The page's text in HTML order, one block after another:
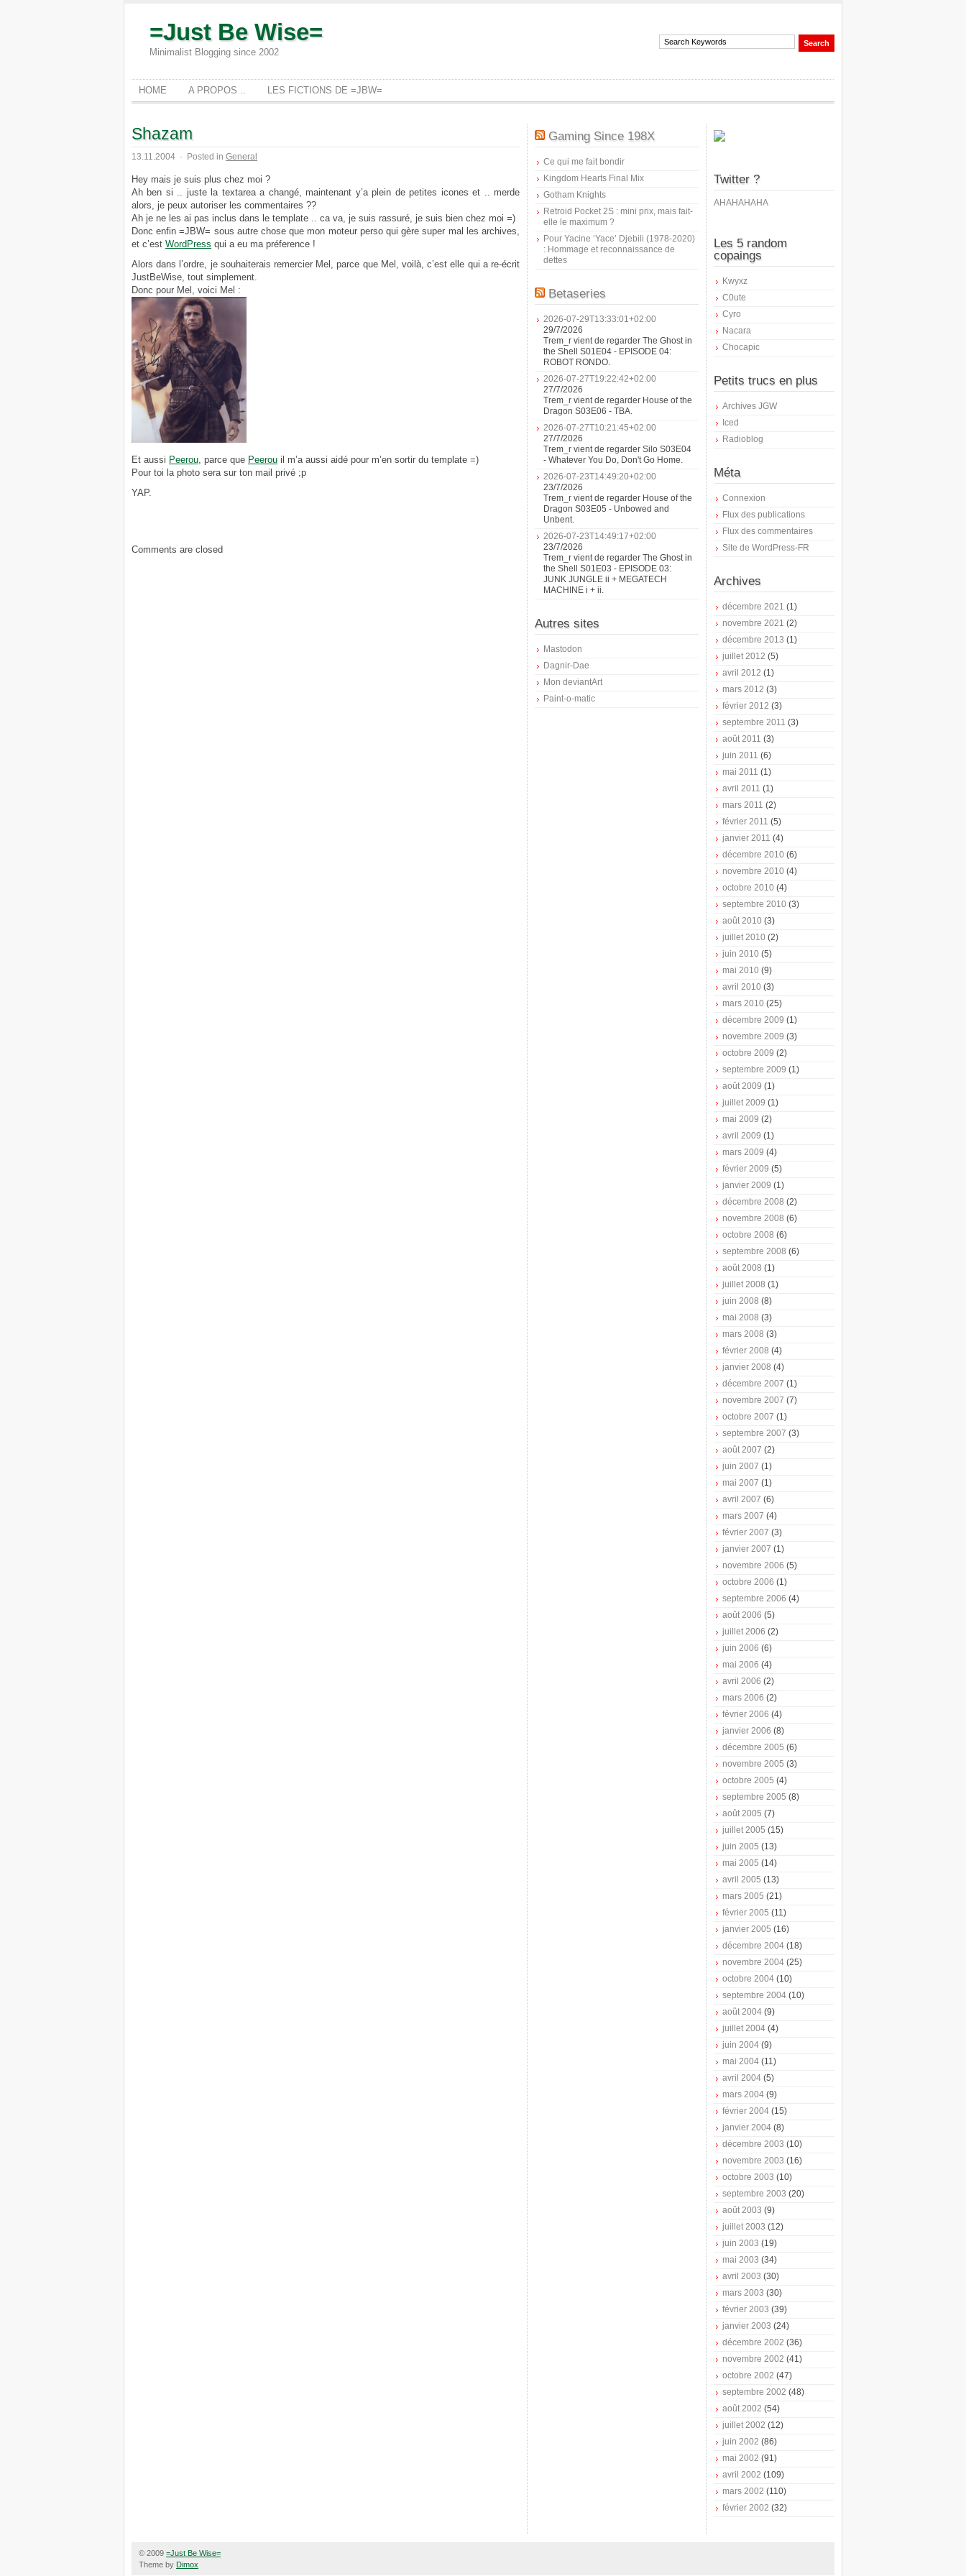
=Just Be Wise=
Minimalist Blogging since 2002
HOME A PROPOS .. LES FICTIONS DE =JBW=
Shazam
13.11.2004 · Posted in General
Hey mais je suis plus chez moi ?
Ah ben si .. juste la textarea a changé, maintenant y’a plein de petites icones et .. merde
alors, je peux autoriser les commentaires ??
Ah je ne les ai pas inclus dans le template .. ca va, je suis rassuré, je suis bien chez moi =)
Donc enfin =JBW= sous autre chose que mon moteur perso qui gère super mal les archives,
et c’est WordPress qui a eu ma préference !
Alors dans l’ordre, je souhaiterais remercier Mel, parce que Mel, voilà, c’est elle qui a re-écrit
JustBeWise, tout simplement.
Donc pour Mel, voici Mel :
Et aussi Peerou , parce que Peerou il m’a aussi aidé pour m’en sortir du template =)
Pour toi la photo sera sur ton mail privé ;p
YAP.
Comments are closed
Gaming Since 198X
Ce qui me fait bondir
Kingdom Hearts Final Mix
Gotham Knights
Retroid Pocket 2S : mini prix, mais fait-
elle le maximum ?
Pour Yacine ‘Yace’ Djebili (1978-2020)
: Hommage et reconnaissance de
dettes
Betaseries
2026-07-29T13:33:01+02:00
29/7/2026
Trem_r vient de regarder The Ghost in
the Shell S01E04 - EPISODE 04:
ROBOT RONDO.
2026-07-27T19:22:42+02:00
27/7/2026
Trem_r vient de regarder House of the
Dragon S03E06 - TBA.
2026-07-27T10:21:45+02:00
27/7/2026
Trem_r vient de regarder Silo S03E04
- Whatever You Do, Don't Go Home.
2026-07-23T14:49:20+02:00
23/7/2026
Trem_r vient de regarder House of the
Dragon S03E05 - Unbowed and
Unbent.
2026-07-23T14:49:17+02:00
23/7/2026
Trem_r vient de regarder The Ghost in
the Shell S01E03 - EPISODE 03:
JUNK JUNGLE ii + MEGATECH
MACHINE i + ii.
Autres sites
Mastodon
Dagnir-Dae
Mon deviantArt
Paint-o-matic
Twitter ?
AHAHAHAHA
Les 5 random
copaings
Kwyxz
C0ute
Cyro
Nacara
Chocapic
Petits trucs en plus
Archives JGW
Iced
Radioblog
Méta
Connexion
Flux des publications
Flux des commentaires
Site de WordPress-FR
Archives
décembre 2021 (1)
novembre 2021 (2)
décembre 2013 (1)
juillet 2012 (5)
avril 2012 (1)
mars 2012 (3)
février 2012 (3)
septembre 2011 (3)
août 2011 (3)
juin 2011 (6)
mai 2011 (1)
avril 2011 (1)
mars 2011 (2)
février 2011 (5)
janvier 2011 (4)
décembre 2010 (6)
novembre 2010 (4)
octobre 2010 (4)
septembre 2010 (3)
août 2010 (3)
juillet 2010 (2)
juin 2010 (5)
mai 2010 (9)
avril 2010 (3)
mars 2010 (25)
décembre 2009 (1)
novembre 2009 (3)
octobre 2009 (2)
septembre 2009 (1)
août 2009 (1)
juillet 2009 (1)
mai 2009 (2)
avril 2009 (1)
mars 2009 (4)
février 2009 (5)
janvier 2009 (1)
décembre 2008 (2)
novembre 2008 (6)
octobre 2008 (6)
septembre 2008 (6)
août 2008 (1)
juillet 2008 (1)
juin 2008 (8)
mai 2008 (3)
mars 2008 (3)
février 2008 (4)
janvier 2008 (4)
décembre 2007 (1)
novembre 2007 (7)
octobre 2007 (1)
septembre 2007 (3)
août 2007 (2)
juin 2007 (1)
mai 2007 (1)
avril 2007 (6)
mars 2007 (4)
février 2007 (3)
janvier 2007 (1)
novembre 2006 (5)
octobre 2006 (1)
septembre 2006 (4)
août 2006 (5)
juillet 2006 (2)
juin 2006 (6)
mai 2006 (4)
avril 2006 (2)
mars 2006 (2)
février 2006 (4)
janvier 2006 (8)
décembre 2005 (6)
novembre 2005 (3)
octobre 2005 (4)
septembre 2005 (8)
août 2005 (7)
juillet 2005 (15)
juin 2005 (13)
mai 2005 (14)
avril 2005 (13)
mars 2005 (21)
février 2005 (11)
janvier 2005 (16)
décembre 2004 (18)
novembre 2004 (25)
octobre 2004 (10)
septembre 2004 (10)
août 2004 (9)
juillet 2004 (4)
juin 2004 (9)
mai 2004 (11)
avril 2004 (5)
mars 2004 (9)
février 2004 (15)
janvier 2004 (8)
décembre 2003 (10)
novembre 2003 (16)
octobre 2003 (10)
septembre 2003 (20)
août 2003 (9)
juillet 2003 (12)
juin 2003 (19)
mai 2003 (34)
avril 2003 (30)
mars 2003 (30)
février 2003 (39)
janvier 2003 (24)
décembre 2002 (36)
novembre 2002 (41)
octobre 2002 (47)
septembre 2002 (48)
août 2002 (54)
juillet 2002 (12)
juin 2002 (86)
mai 2002 (91)
avril 2002 (109)
mars 2002 (110)
février 2002 (32)
© 2009 =Just Be Wise=
Theme by Dimox